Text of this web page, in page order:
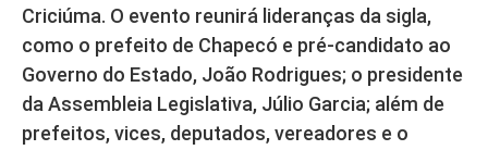
Criciúma. O evento reunirá lideranças da sigla,
como o prefeito de Chapecó e pré-candidato ao
Governo do Estado, João Rodrigues; o presidente
da Assembleia Legislativa, Júlio Garcia; além de
prefeitos, vices, deputados, vereadores e o